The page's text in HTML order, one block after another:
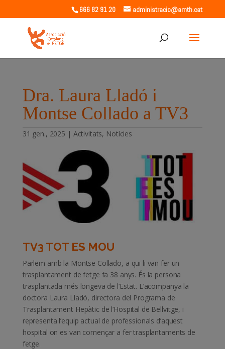
666 82 91 20 administracio@amth.cat
Dra. Laura Lladó i
Montse Collado a TV3
31 gen., 2025 | Activitats, Notícies
TV3 TOT ES MOU
Parlem amb la Montse Collado, a qui li van fer un
trasplantament de fetge fa 38 anys. És la persona
trasplantada més longeva de l’Estat. L’acompanya la
doctora Laura Lladó, directora del Programa de
Trasplantament Hepàtic de l’Hospital de Bellvitge, i
representa l’equip actual de professionals d’aquest
hospital on es van començar a fer trasplantaments de
fetge.